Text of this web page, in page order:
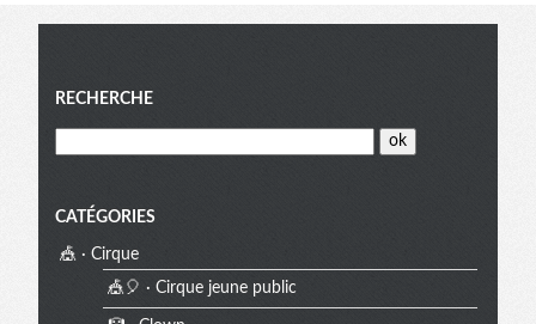
Menu
RECHERCHE
CATÉGORIES
🎪 · Cirque
🎪🎈 · Cirque jeune public